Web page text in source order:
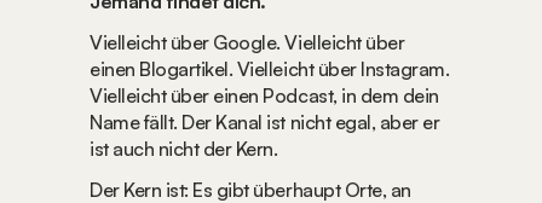
Vielleicht über Google. Vielleicht über
einen Blogartikel. Vielleicht über Instagram.
Vielleicht über einen Podcast, in dem dein
Name fällt. Der Kanal ist nicht egal, aber er
ist auch nicht der Kern.
Der Kern ist: Es gibt überhaupt Orte, an